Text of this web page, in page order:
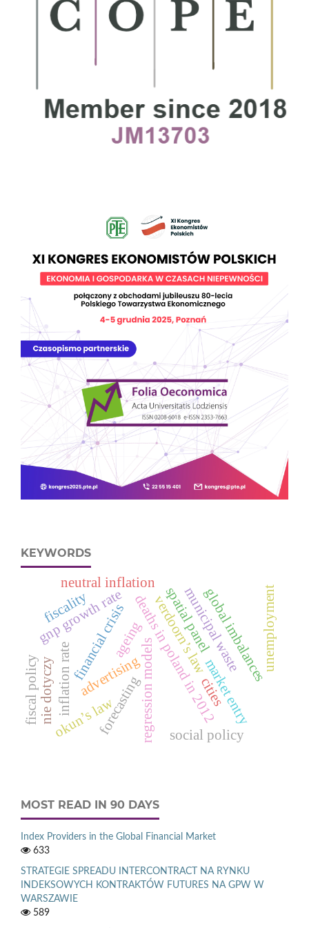
KEYWORDS
forecasting
municipal waste
regression models cities
deaths in poland in 2012market entry
advertising global imbalances
financial crisis
gnp growth rate
inflation rate
neutral inflation
okun’s law
nie dotyczy
verdoorn’s law
spatial panel
ageing
social policy
fiscality unemployment
fiscal policy
MOST READ IN 90 DAYS
Index Providers in the Global Financial Market
633
STRATEGIE SPREADU INTERCONTRACT NA RYNKU
INDEKSOWYCH KONTRAKTÓW FUTURES NA GPW W
WARSZAWIE
589